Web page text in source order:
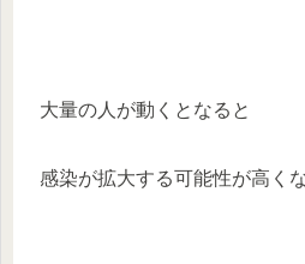
大量の人が動くとなると
感染が拡大する可能性が高く